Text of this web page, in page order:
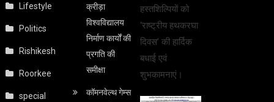
Lifestyle
Politics
Rishikesh
Roorkee
special
क्रीड़ा
विश्वविद्यालय
निर्माण कार्यों की
प्रगति की
समीक्षा
कॉमनवेल्थ गेम्स
हस्तशिल्पियों को
‘राष्ट्रीय हथकरघा
दिवस’ की हार्दिक
बधाई एवं
शुभकामनाएं।